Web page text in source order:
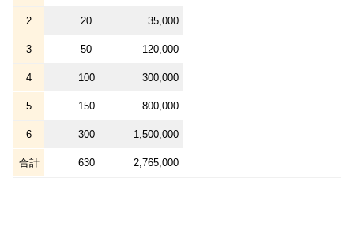
2 20 35,000
3 50 120,000
4 100 300,000
5 150 800,000
6 300 1,500,000
合計 630 2,765,000